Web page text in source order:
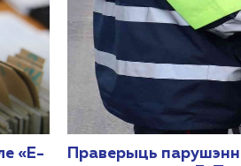
«Е-
Праверыць